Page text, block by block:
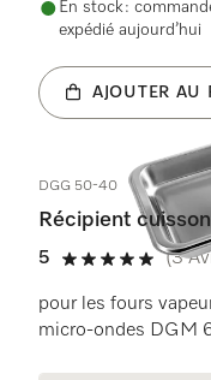
En stock :
expédié aujourd’hui
AJOUTER AU
DGG 50-40
Récipient
5
5 étoiles sur 5
(3
pour les fours
micro-ondes